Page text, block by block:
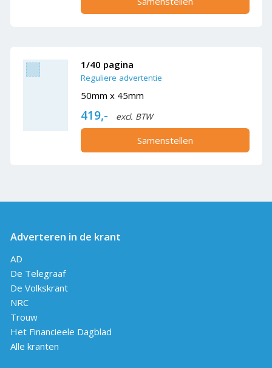
1/40 pagina
Reguliere advertentie
50mm x 45mm
419,- excl. BTW
Samenstellen
Adverteren in de krant
AD
De Telegraaf
De Volkskrant
NRC
Trouw
Het Financieele Dagblad
Alle kranten